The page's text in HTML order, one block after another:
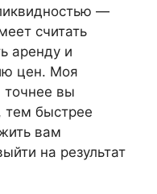
—
считать
аренду и
цен. Моя
точнее вы
тем быстрее
вам
на результат